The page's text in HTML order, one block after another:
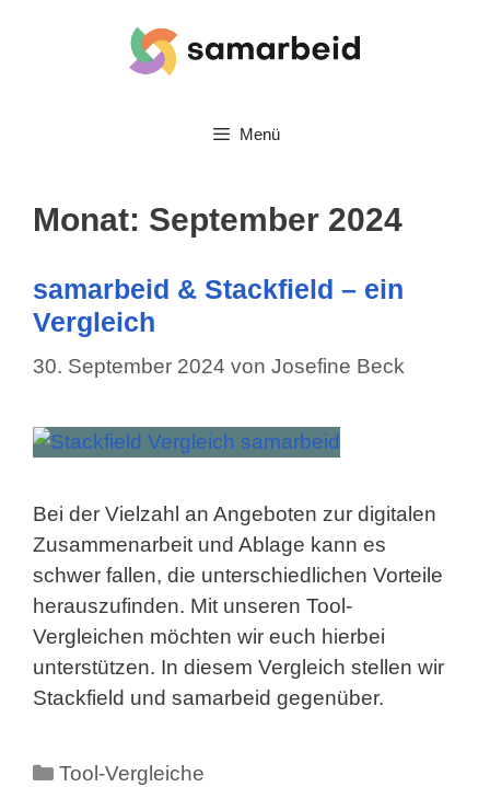
Menü
Monat: September 2024
samarbeid & Stackfield – ein
Vergleich
30. September 2024 von Josefine Beck
Bei der Vielzahl an Angeboten zur digitalen
Zusammenarbeit und Ablage kann es
schwer fallen, die unterschiedlichen Vorteile
herauszufinden. Mit unseren Tool-
Vergleichen möchten wir euch hierbei
unterstützen. In diesem Vergleich stellen wir
Stackfield und samarbeid gegenüber.
Kategorien
Tool-Vergleiche